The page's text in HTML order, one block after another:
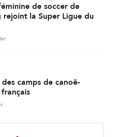
de soccer de
rejoint la Super Ligue du
camps de canoë-